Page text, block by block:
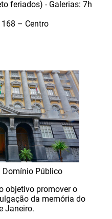
feriados) - Galerias: 7h
– Centro
Domínio Público
objetivo promover o
da memória do
Janeiro.